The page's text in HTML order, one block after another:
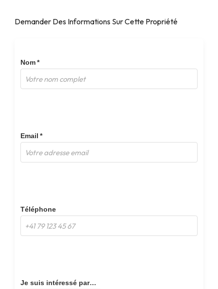
Demander Des Informations Sur Cette Propriété
Nom *
Email *
Téléphone
Je suis intéressé par…